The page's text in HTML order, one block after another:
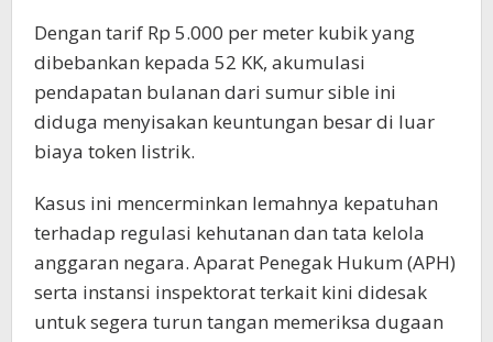
​Dengan tarif Rp 5.000 per meter kubik yang
dibebankan kepada 52 KK, akumulasi
pendapatan bulanan dari sumur sible ini
diduga menyisakan keuntungan besar di luar
biaya token listrik.
​Kasus ini mencerminkan lemahnya kepatuhan
terhadap regulasi kehutanan dan tata kelola
anggaran negara. Aparat Penegak Hukum (APH)
serta instansi inspektorat terkait kini didesak
untuk segera turun tangan memeriksa dugaan